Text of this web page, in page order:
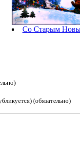
Со Старым
(обязательно)